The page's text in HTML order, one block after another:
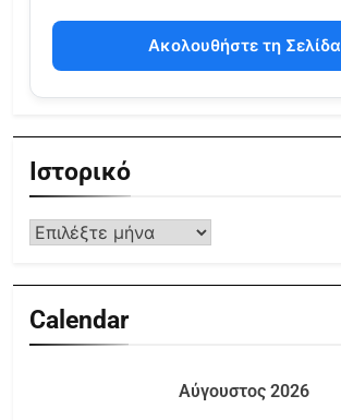
Ακολουθήστε τη Σελίδα
Ιστορικό
Calendar
Αύγουστος 2026